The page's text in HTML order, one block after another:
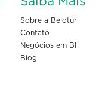
Sobre a Belotur
Contato
Negócios em BH
Blog